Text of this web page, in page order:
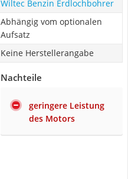
Wiltec Benzin Erdlochbohrer
Abhängig vom optionalen
Aufsatz
Keine Herstellerangabe
Nachteile
geringere Leistung
des Motors